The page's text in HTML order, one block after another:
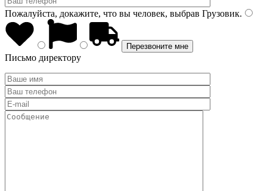
Пожалуйста, докажите, что вы человек, выбрав Грузовик.
Письмо директору